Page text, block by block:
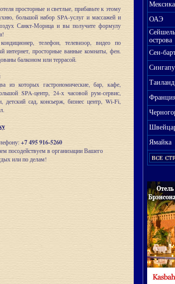
просторные и светлые, прибавьте к этому
большой набор SPA-услуг и массажей и
Санкт-Морица и вы получите формулу
телефон, телевизор, видео по
интернет, просторные ванные комнаты, фен.
балконом или террасой.
из которых гастрономические, бар, кафе,
SPA-центр, 24-х часовой рум-сервис,
детский сад, консьерж, бизнес центр, Wi-Fi,
+7 495 916-5260
посодействуем в организации Вашего
или по делам!
Мексика
ОАЭ
острова
Сен-
Таиланд
Ямайка